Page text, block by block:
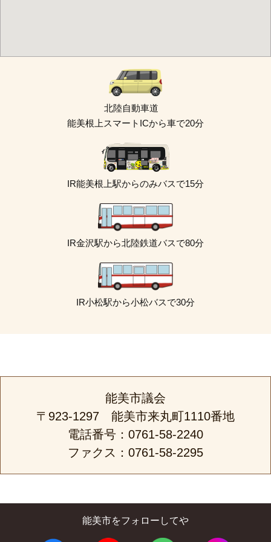
北陸自動車道
能美根上スマートICから車で20分
IR能美根上駅からのみバスで15分
IR金沢駅から北陸鉄道バスで80分
IR小松駅から小松バスで30分
能美市議会
〒923-1297 能美市来丸町1110番地
電話番号：0761-58-2240
ファクス：0761-58-2295
能美市をフォローしてや